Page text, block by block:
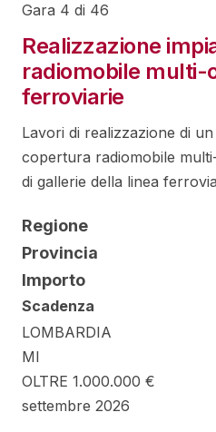
Gara 4 di 46
Realizzazione
radiomobile multi-
ferroviarie
Lavori di realizzazione di
copertura radiomobile
di gallerie della linea
Regione
Provincia
Importo
Scadenza
LOMBARDIA
MI
OLTRE 1.000.000 €
settembre 2026